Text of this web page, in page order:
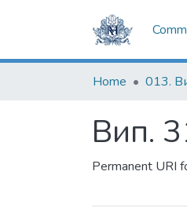
Home 013.
Вип.
Permanent URI